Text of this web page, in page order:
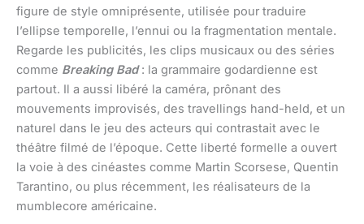
figure de style omniprésente, utilisée pour traduire
l’ellipse temporelle, l’ennui ou la fragmentation mentale.
Regarde les publicités, les clips musicaux ou des séries
comme Breaking Bad: la grammaire godardienne est
partout. Il a aussi libéré la caméra, prônant des
mouvements improvisés, des travellings hand-held, et un
naturel dans le jeu des acteurs qui contrastait avec le
théâtre filmé de l’époque. Cette liberté formelle a ouvert
la voie à des cinéastes comme Martin Scorsese, Quentin
Tarantino, ou plus récemment, les réalisateurs de la
mumblecore américaine.